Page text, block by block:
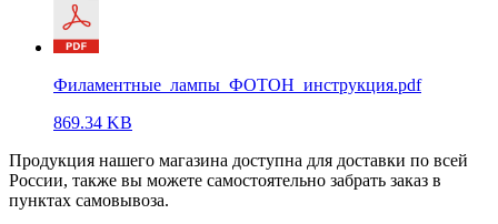
Филаментные_лампы_ФОТОН_инструкция.pdf
869.34 KB
Продукция нашего магазина доступна для доставки по всей
России, также вы можете самостоятельно забрать заказ в
пунктах самовывоза.